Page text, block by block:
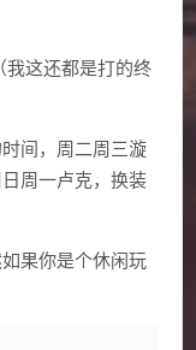
这还都是打的终
间，周二周三漩
周一卢克，换装
果你是个休闲玩